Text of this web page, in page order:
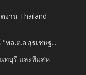
ตงาน Thailand
พล.ต.อ.สุรเชษฐ...
ทบุรี และทีมสห